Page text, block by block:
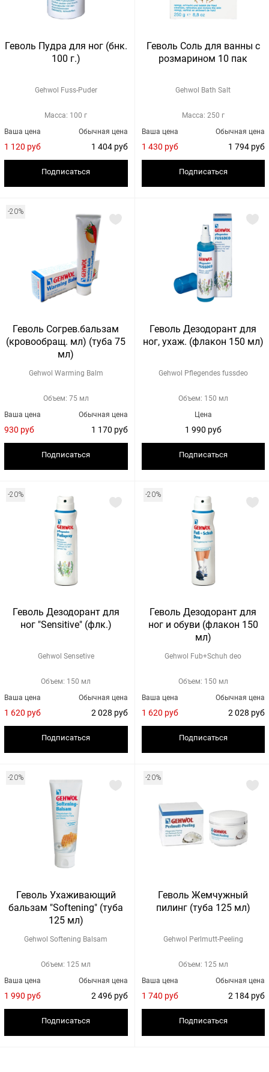
Геволь Пудра для ног (бнк.
100 г.)
Gehwol Fuss-Puder
Масса: 100 г
Обычная цена
1 404 руб
Ваша цена
1 120 руб
Подписаться
Геволь Соль для ванны с
розмарином 10 пак
Gehwol Bath Salt
Масса: 250 г
Обычная цена
1 794 руб
Ваша цена
1 430 руб
Подписаться
-20%
Геволь Согрев.бальзам
(кровообращ. мл) (туба 75
мл)
Gehwol Warming Balm
Объем: 75 мл
Обычная цена
1 170 руб
Ваша цена
930 руб
Подписаться
Геволь Дезодорант для
ног, ухаж. (флакон 150 мл)
Gehwol Pflegendes fussdeo
Объем: 150 мл
Цена
1 990 руб
Подписаться
-20%
Геволь Дезодорант для
ног "Sensitive" (флк.)
Gehwol Sensetive
Объем: 150 мл
Обычная цена
2 028 руб
Ваша цена
1 620 руб
Подписаться
-20%
Геволь Дезодорант для
ног и обуви (флакон 150
мл)
Gehwol Fub+Schuh deo
Объем: 150 мл
Обычная цена
2 028 руб
Ваша цена
1 620 руб
Подписаться
-20%
Геволь Ухаживающий
бальзам "Softening" (туба
125 мл)
Gehwol Softening Balsam
Объем: 125 мл
Обычная цена
2 496 руб
Ваша цена
1 990 руб
Подписаться
-20%
Геволь Жемчужный
пилинг (туба 125 мл)
Gehwol Perlmutt-Peeling
Объем: 125 мл
Обычная цена
2 184 руб
Ваша цена
1 740 руб
Подписаться